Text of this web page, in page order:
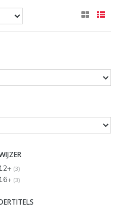
12+ (3)
16+ (3)